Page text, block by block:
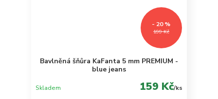
199 Kč
- 20 %
Bavlněná šňůra KaFanta 5 mm PREMIUM -
blue jeans
159 Kč/ks
Skladem